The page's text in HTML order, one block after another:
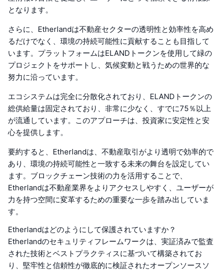
となります。
さらに、Etherlandは不動産セクターの透明性と効率性を高め
るだけでなく、環境の持続可能性に貢献することも目指して
います。プラットフォームはELANDトークンを使用して緑の
プロジェクトをサポートし、気候変動と戦うための世界的な
努力に沿っています。
エコシステムは完全に分散化されており、ELANDトークンの
総供給量は固定されており、非常に少なく、すでに75％以上
が流通しています。このアプローチは、投資家に安定性と安
心を提供します。
要約すると、Etherlandは、不動産取引がより透明で効率的で
あり、環境の持続可能性と一致する未来の舞台を設定してい
ます。ブロックチェーン技術の力を活用することで、
Etherlandは不動産業界をよりアクセスしやすく、ユーザーが
力を持つ空間に変革するための重要な一歩を踏み出していま
す。
Etherlandはどのようにして保護されていますか？
Etherlandのセキュリティフレームワークは、実証済みで監査
された技術とベストプラクティスに基づいて構築されてお
り、堅牢性と信頼性が徹底的に検証されたオープンソースソ